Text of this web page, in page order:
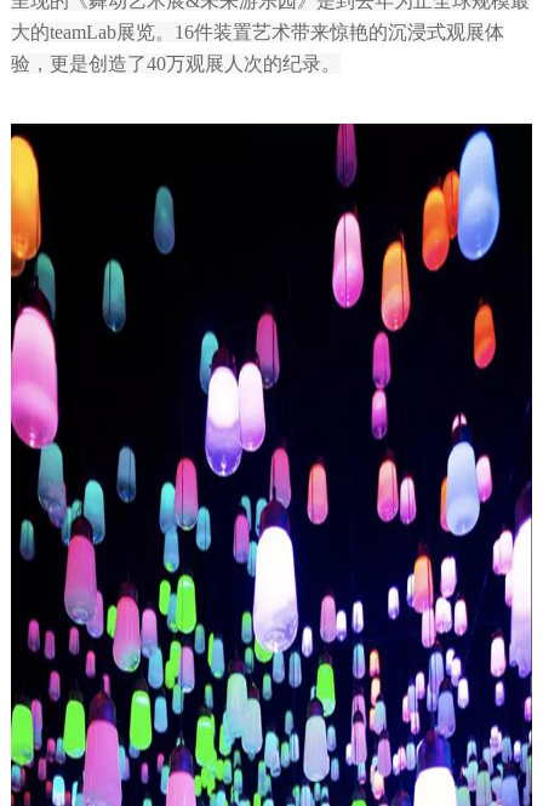
大的teamLab展览。16件装置艺术带来惊艳的沉浸式观展体
验，更是创造了40万观展人次的纪录。